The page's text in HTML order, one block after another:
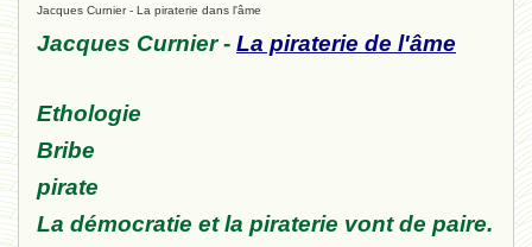
Jacques Curnier - La piraterie dans l'âme
Jacques Curnier - La piraterie de l'âme
Ethologie
Bribe
pirate
La démocratie et la piraterie vont de paire.